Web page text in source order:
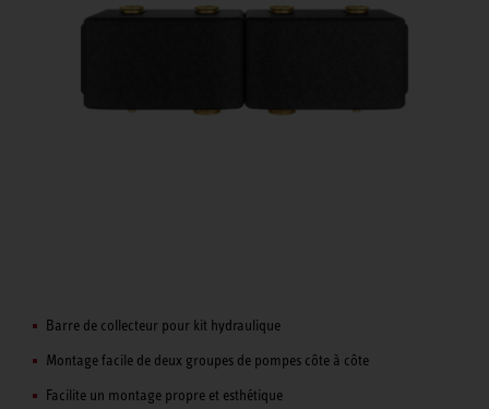
Barre de collecteur pour kit hydraulique
Montage facile de deux groupes de pompes côte à côte
Facilite un montage propre et esthétique